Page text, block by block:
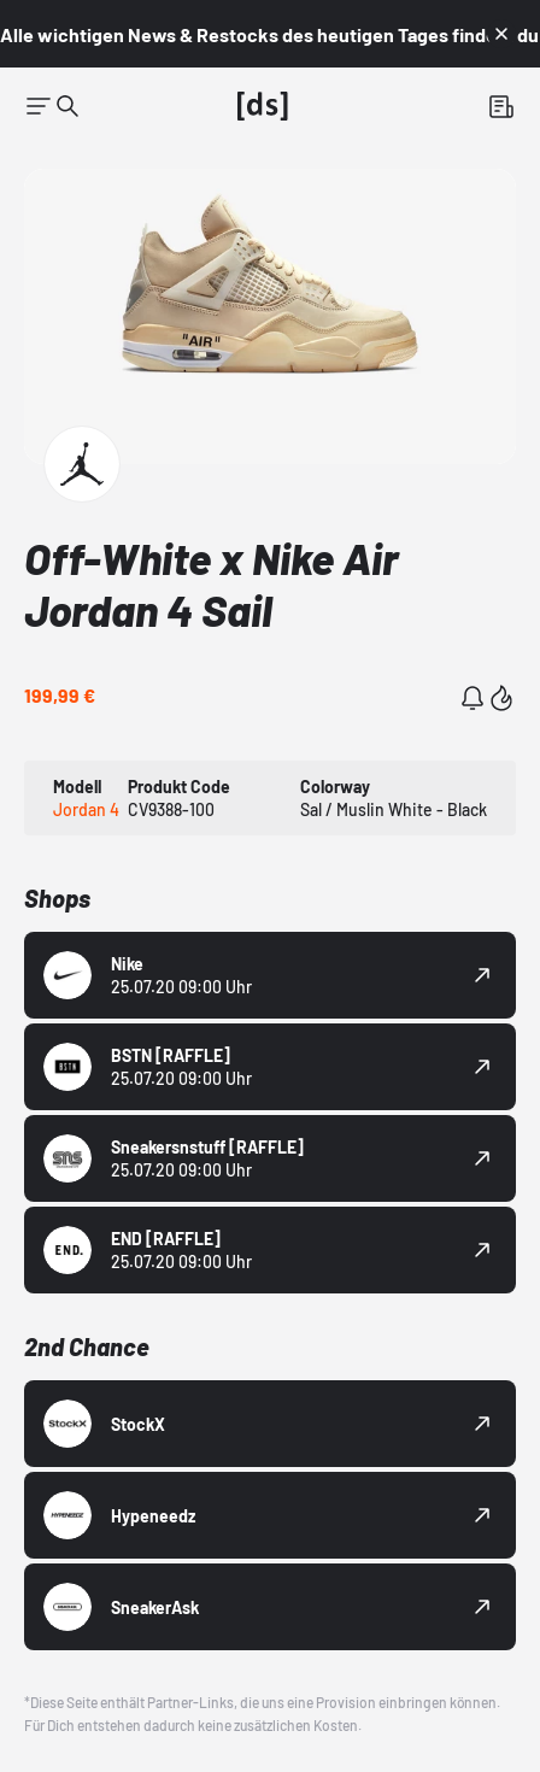
Alle wichtigen News & Restocks des heutigen Tages findest du
Off-White x Nike Air
Jordan 4 Sail
199,99 €
Modell
Jordan 4
Produkt Code
CV9388-100
Colorway
Sal / Muslin White - Black
Shops
Nike
25.07.20 09:00 Uhr
BSTN [RAFFLE]
25.07.20 09:00 Uhr
Sneakersnstuff [RAFFLE]
25.07.20 09:00 Uhr
END [RAFFLE]
25.07.20 09:00 Uhr
2nd Chance
StockX
Hypeneedz
SneakerAsk
*Diese Seite enthält Partner-Links, die uns eine Provision einbringen können.
Für Dich entstehen dadurch keine zusätzlichen Kosten.